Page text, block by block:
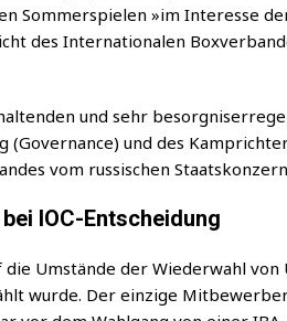
Som­mer­spie­len »im Inter­es­se
des Inter­na­tio­na­len
und sehr
und des
vom rus­si­schen
IOC-Entscheidung
die Umstän­de der Wie­der­wahl von
wur­de. Der ein­zi­ge